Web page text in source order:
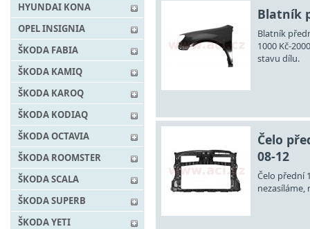
HYUNDAI KONA
OPEL INSIGNIA
ŠKODA FABIA
ŠKODA KAMIQ
ŠKODA KAROQ
ŠKODA KODIAQ
ŠKODA OCTAVIA
ŠKODA ROOMSTER
ŠKODA SCALA
ŠKODA SUPERB
ŠKODA YETI
Blatník
Blatník
1000 Kč-
stavu dílu.
Čelo
08-12
Čelo přední
nezasíláme,